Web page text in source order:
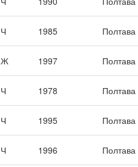
Ч 1985 Полтава
Ж 1997 Полтава
Ч 1978 Полтава
Ч 1995 Полтава
Ч 1996
Полтава